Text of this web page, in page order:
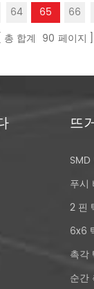
64 65 66
총 합계 90 페이지
뜨
푸시
2 핀
6x6
촉각
순간